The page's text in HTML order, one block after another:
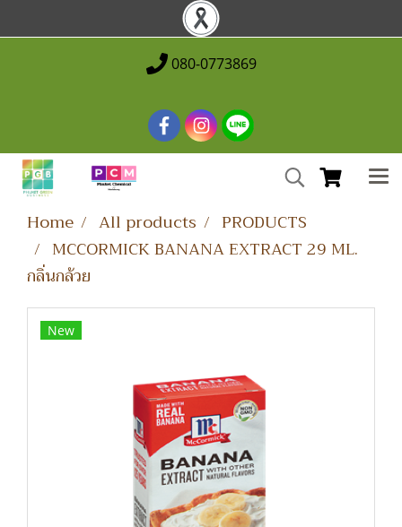
080-0773869
Home All products
PRODUCTS
MCCORMICK BANANA EXTRACT 29 ML.
กลิ่นกล้วย
New